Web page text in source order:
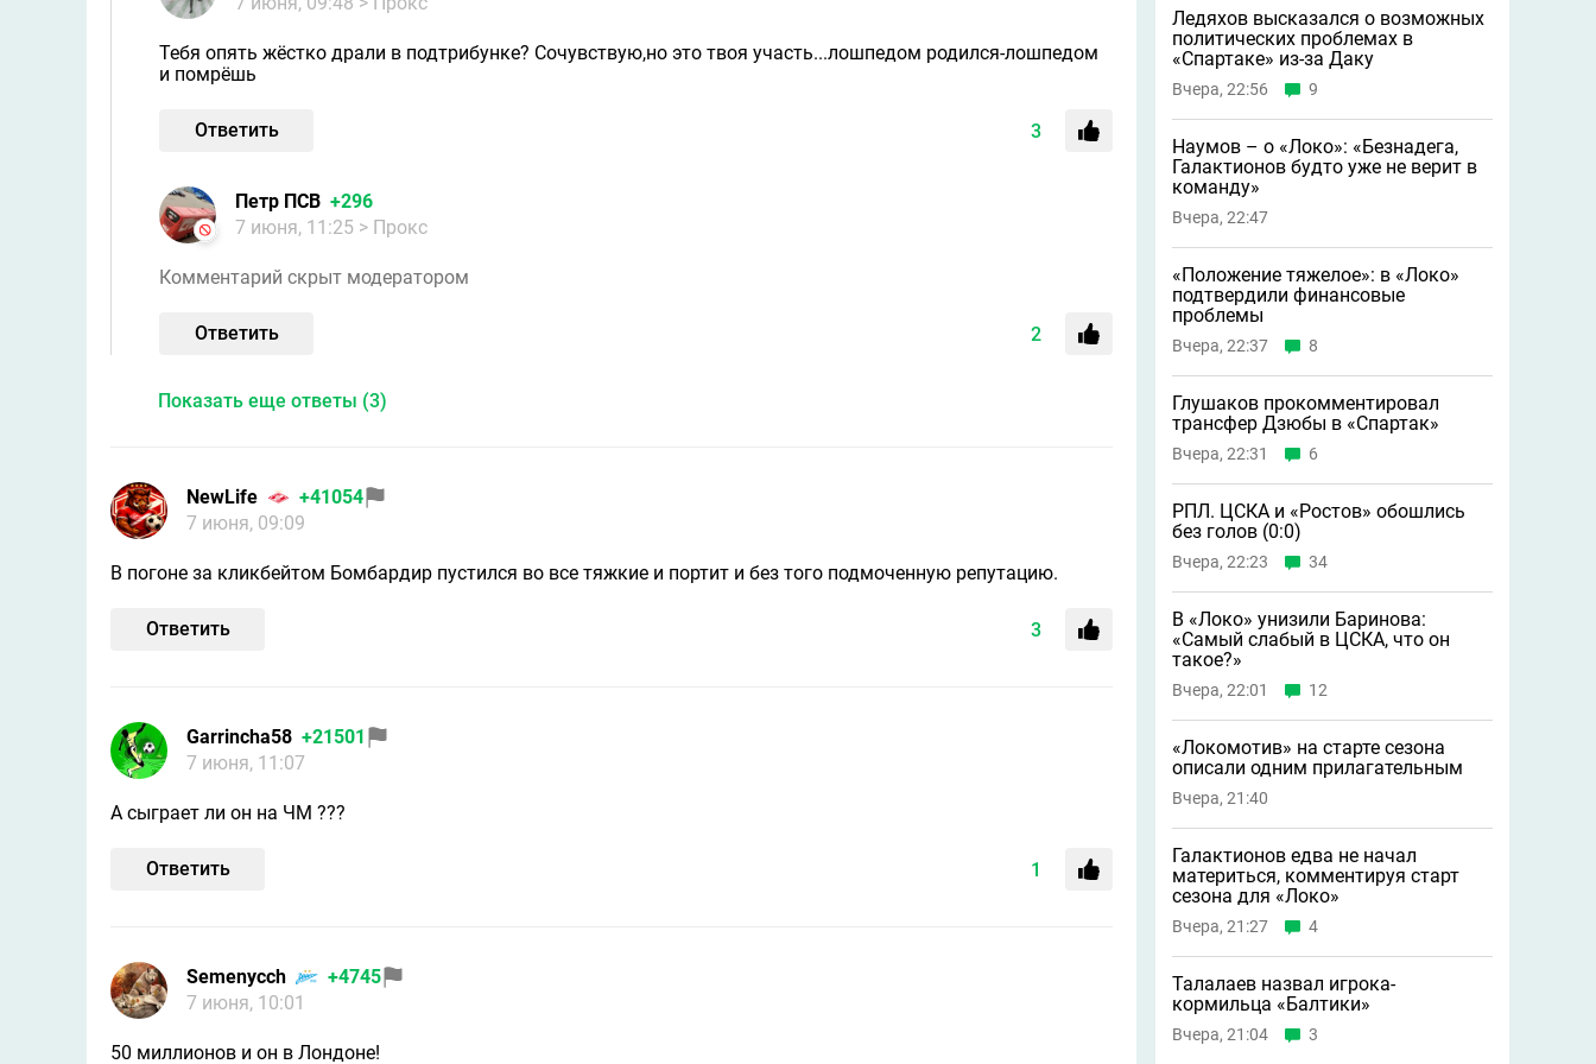
Тебя опять жёстко драли в подтрибунке? Сочувствую,но это твоя участь...лошпедом родился-лошпедом
и помрёшь
Ответить 3
Петр ПСВ +296
7 июня, 11:25 > Прокс
Комментарий скрыт модератором
Ответить 2
Показать еще ответы (3)
NewLife
+41054
7 июня, 09:09
В погоне за кликбейтом Бомбардир пустился во все тяжкие и портит и без того подмоченную репутацию.
Ответить 3
Garrincha58 +21501
7 июня, 11:07
А сыграет ли он на ЧМ ???
Ответить 1
Semenycch
+4745
7 июня, 10:01
50 миллионов и он в Лондоне!
Ледяхов высказался о возможных
политических проблемах в
«Спартаке» из-за Даку
Вчера, 22:56 9
Наумов – о «Локо»: «Безнадега,
Галактионов будто уже не верит в
команду»
Вчера, 22:47
«Положение тяжелое»: в «Локо»
подтвердили финансовые
проблемы
Вчера, 22:37 8
Глушаков прокомментировал
трансфер Дзюбы в «Спартак»
Вчера, 22:31 6
РПЛ. ЦСКА и «Ростов» обошлись
без голов (0:0)
Вчера, 22:23 34
В «Локо» унизили Баринова:
«Самый слабый в ЦСКА, что он
такое?»
Вчера, 22:01 12
«Локомотив» на старте сезона
описали одним прилагательным
Вчера, 21:40
Галактионов едва не начал
материться, комментируя старт
сезона для «Локо»
Вчера, 21:27 4
Талалаев назвал игрока-
кормильца «Балтики»
Вчера, 21:04 3